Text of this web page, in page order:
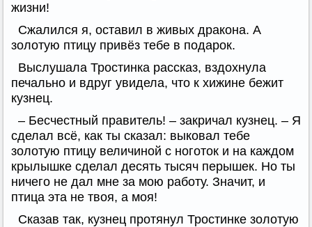
жизни!
Сжалился я, оставил в живых дракона. А
золотую птицу привёз тебе в подарок.
Выслушала Тростинка рассказ, вздохнула
печально и вдруг увидела, что к хижине бежит
кузнец.
– Бесчестный правитель! – закричал кузнец. – Я
сделал всё, как ты сказал: выковал тебе
золотую птицу величиной с ноготок и на каждом
крылышке сделал десять тысяч перышек. Но ты
ничего не дал мне за мою работу. Значит, и
птица эта не твоя, а моя!
Сказав так, кузнец протянул Тростинке золотую